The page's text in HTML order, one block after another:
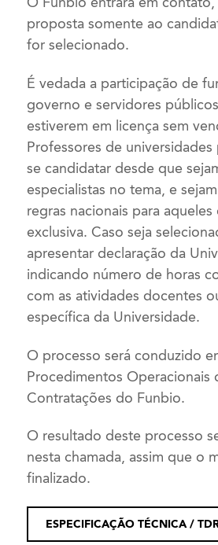
proposta somente ao
for selecionado.
É vedada a participação de
governo e servidores
estiverem em licença sem
Professores de
se candidatar desde que
especialistas no tema, e
regras nacionais para
exclusiva. Caso seja
apresentar declaração da
indicando número de horas
com as atividades docentes
específica da Universidade.
O processo será conduzido
Procedimentos Operacionais
Contratações do Funbio.
O resultado deste processo
nesta chamada, assim que o
finalizado.
ESPECIFICAÇÃO TÉCNICA /